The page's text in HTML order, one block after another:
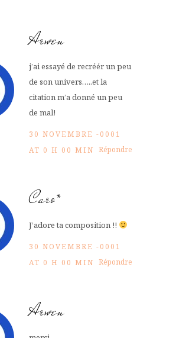
Arwen
j’ai essayé de recréér un peu
de son univers…..et la
citation m’a donné un peu
de mal!
30 NOVEMBRE -0001
AT 0 H 00 MIN Répondre
Caro*
J’adore ta composition !!
30 NOVEMBRE -0001
AT 0 H 00 MIN Répondre
Arwen